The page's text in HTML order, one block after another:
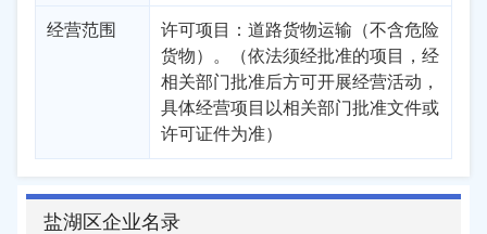
经营范围
许可项目：道路货物运输（不含危险
货物）。（依法须经批准的项目，经
相关部门批准后方可开展经营活动，
具体经营项目以相关部门批准文件或
许可证件为准）
盐湖区企业名录